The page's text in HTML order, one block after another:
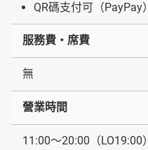
QR碼支付可（PayPay）
服務費・席費
無
營業時間
11:00～20:00（LO19:00）